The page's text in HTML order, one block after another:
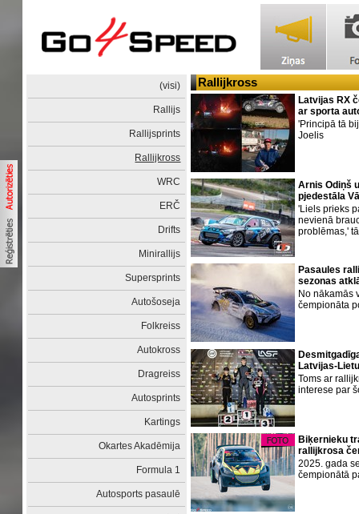
(visi)
Rallijs
Rallijsprints
Rallijkross
WRC
ERČ
Drifts
Minirallijs
Supersprints
Autošoseja
Folkreiss
Autokross
Dragreiss
Autosprints
Kartings
Okartes Akadēmija
Formula 1
Autosports pasaulē
Rallijkross
Latvijas RX
ar sporta
'Principā tā
Joelis
Arnis Odiņš
pjedestāla
'Liels prieks
nevienā
problēmas,'
Pasaules
sezonas
No nākamās
čempionāta
Latvijas-
Toms ar
interese par
Biķernieku
rallijkrosa
2025. gada
čempionātā